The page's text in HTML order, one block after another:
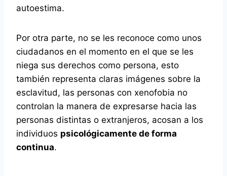
autoestima.
Por otra parte, no se les reconoce como unos
ciudadanos en el momento en el que se les
niega sus derechos como persona, esto
también representa claras imágenes sobre la
esclavitud, las personas con xenofobia no
controlan la manera de expresarse hacia las
personas distintas o extranjeros, acosan a los
individuos psicológicamente de forma
continua.